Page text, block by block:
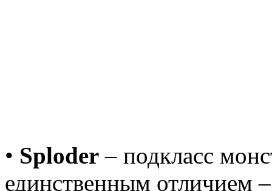
• Sploder – подкласс
единственным отличием